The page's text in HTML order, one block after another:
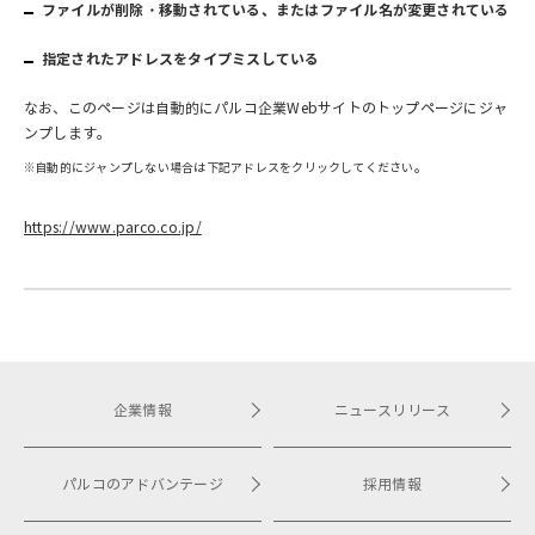
ファイルが削除・移動されている、またはファイル名が変更されている
指定されたアドレスをタイプミスしている
なお、このページは自動的にパルコ企業Webサイトのトップページにジャ
ンプします。
※自動的にジャンプしない場合は下記アドレスをクリックしてください。
https://www.parco.co.jp/
企業情報
パルコのアドバンテージ
ニュースリリース
採用情報